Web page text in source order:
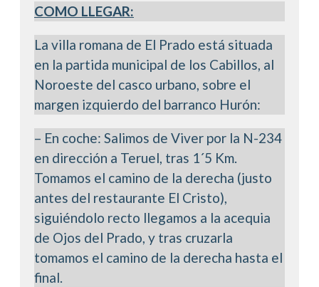
COMO LLEGAR:
La villa romana de El Prado está situada
en la partida municipal de los Cabillos, al
Noroeste del casco urbano, sobre el
margen izquierdo del barranco Hurón:
– En coche: Salimos de Viver por la N-234
en dirección a Teruel, tras 1´5 Km.
Tomamos el camino de la derecha (justo
antes del restaurante El Cristo),
siguiéndolo recto llegamos a la acequia
de Ojos del Prado, y tras cruzarla
tomamos el camino de la derecha hasta el
final.